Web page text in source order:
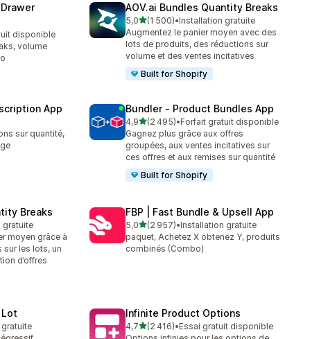
disponible
volume
AOV.ai Bundles Quantity Breaks
5,0étoile(s) sur 5
(1 500)
1500 avis au total
•Installation gratuite
Augmentez le panier moyen avec des
lots de produits, des réductions sur
volume et des ventes incitatives
Built for Shopify
App
sur quantité,
Bundler ‑ Product Bundles App
4,9étoile(s) sur 5
(2 495)
2495 avis au total
•Forfait gratuit disponible
Gagnez plus grâce aux offres
groupées, aux ventes incitatives sur
ces offres et aux remises sur quantité
Built for Shopify
Breaks
gratuite
moyen grâce à
les lots, un
d’offres
FBP | Fast Bundle & Upsell App
5,0étoile(s) sur 5
(2 957)
2957 avis au total
•Installation gratuite
paquet, Achetez X obtenez Y, produits
combinés (Combo)
Lot Infinite Product Options
4,7étoile(s) sur 5
(2 416)
2416 avis au total
•Essai gratuit disponible